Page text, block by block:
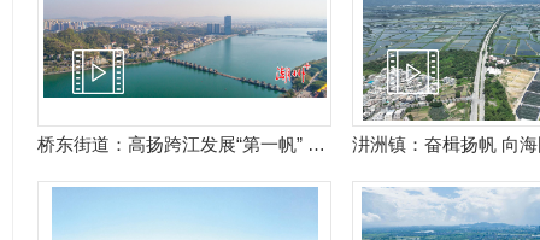
桥东街道：高扬跨江发展“第一帆” 打造商住文旅“核心区”